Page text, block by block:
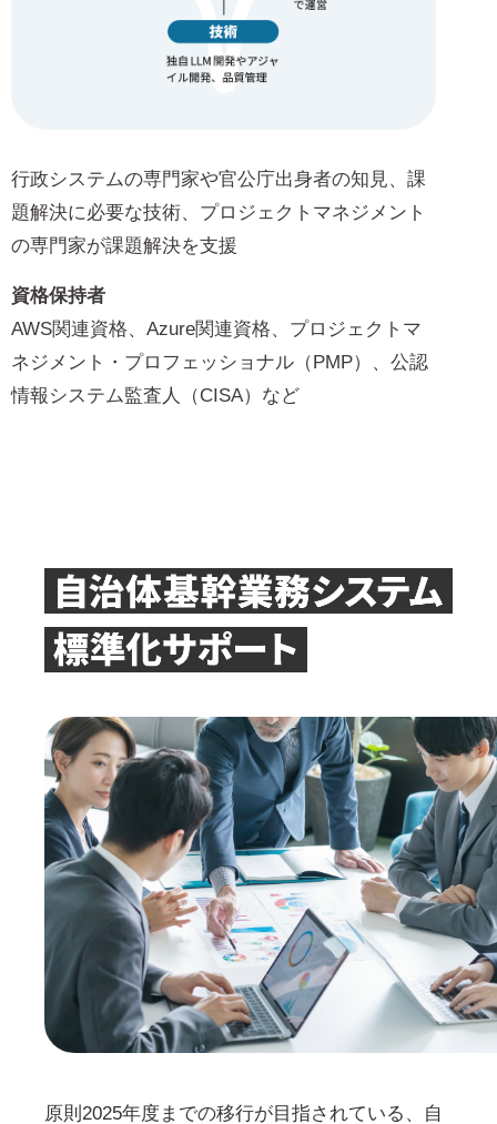
行政システムの専門家や官公庁出身者の知見、課
題解決に必要な技術、プロジェクトマネジメント
の専門家が課題解決を支援
資格保持者
AWS関連資格、Azure関連資格、プロジェクトマ
ネジメント・プロフェッショナル（PMP）、公認
情報システム監査人（CISA）など
原則2025年度までの移行が目指されている、自